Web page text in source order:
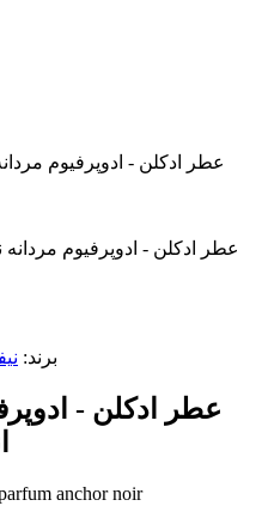
برند:
عطر ادکلن -
anchor noir